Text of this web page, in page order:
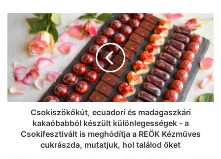
Csokiszökőkút, ecuadori és madagaszkári
kakaóbabból készült különlegességek - a
Csokifesztivált is meghódítja a REÖK Kézműves
cukrászda, mutatjuk, hol találod őket